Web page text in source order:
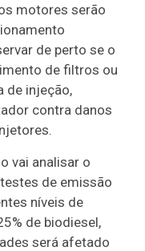
motores serão
de perto se o
de filtros ou
de injeção,
contra danos
vai analisar o
de emissão
níveis de
de biodiesel,
será afetado